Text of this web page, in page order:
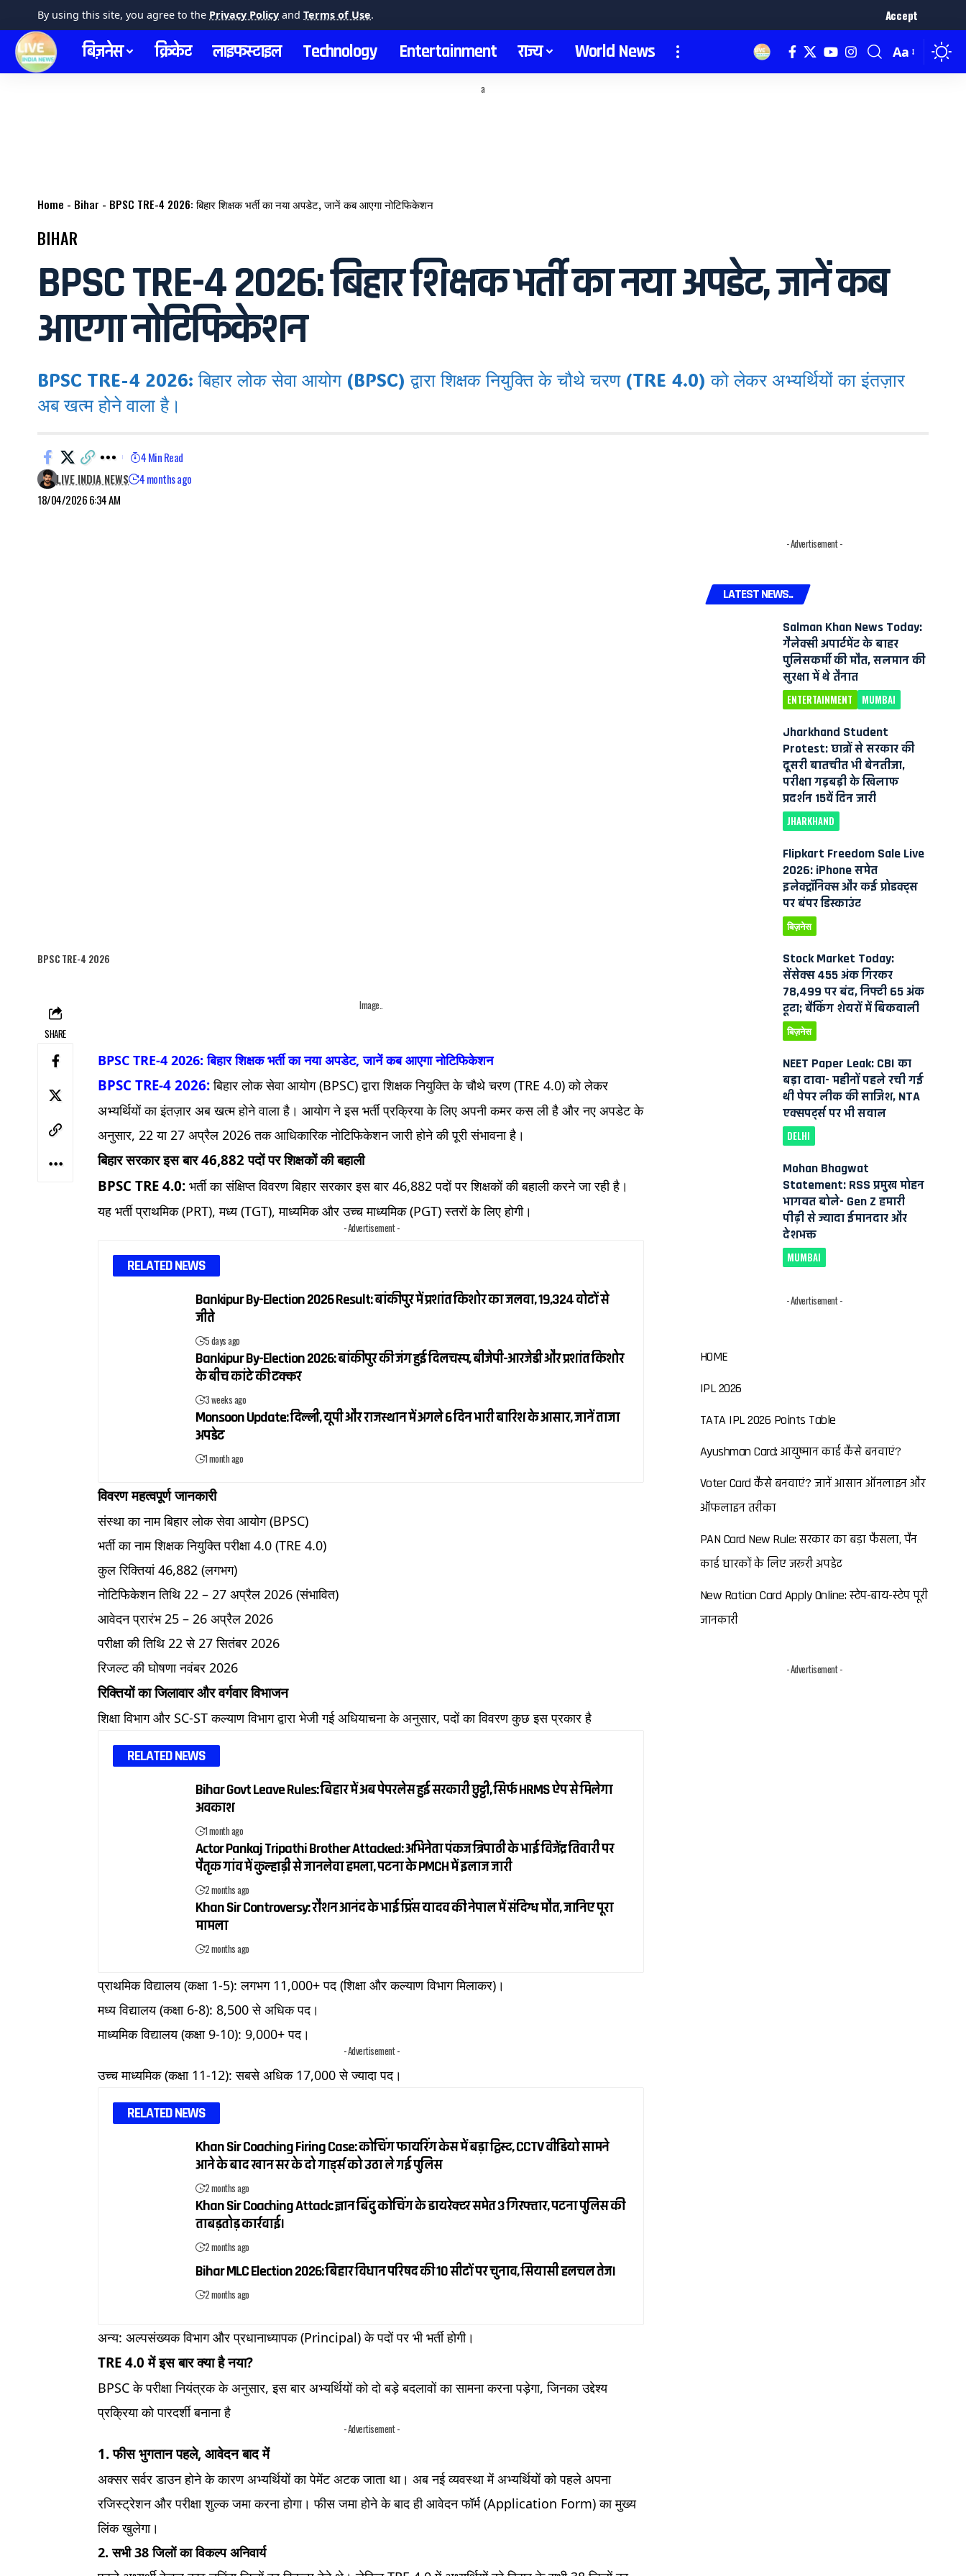
By using this site, you agree to the Privacy Policy and Terms of Use. Accept
बिज़नेस क्रिकेट लाइफस्टाइल Technology Entertainment राज्य World News Aa
a
Home - Bihar - BPSC TRE-4 2026: बिहार शिक्षक भर्ती का नया अपडेट, जानें कब आएगा नोटिफिकेशन
BIHAR
BPSC TRE-4 2026: बिहार शिक्षक भर्ती का नया अपडेट, जानें कब
आएगा नोटिफिकेशन
BPSC TRE-4 2026: बिहार लोक सेवा आयोग (BPSC) द्वारा शिक्षक नियुक्ति के चौथे चरण (TRE 4.0) को लेकर अभ्यर्थियों का इंतज़ार
अब खत्म होने वाला है।
18/04/2026 6:34 AM
LIVE INDIA NEWS 4 months ago
4 Min Read
BPSC TRE-4 2026
SHARE
Image..
BPSC TRE-4 2026: बिहार शिक्षक भर्ती का नया अपडेट, जानें कब आएगा नोटिफिकेशन
BPSC TRE-4 2026:बिहार लोक सेवा आयोग (BPSC) द्वारा शिक्षक नियुक्ति के चौथे चरण (TRE 4.0) को लेकर
अभ्यर्थियों का इंतज़ार अब खत्म होने वाला है। आयोग ने इस भर्ती प्रक्रिया के लिए अपनी कमर कस ली है और नए अपडेट के
अनुसार, 22 या 27 अप्रैल 2026 तक आधिकारिक नोटिफिकेशन जारी होने की पूरी संभावना है।
बिहार सरकार इस बार 46,882 पदों पर शिक्षकों की बहाली
BPSC TRE 4.0: भर्ती का संक्षिप्त विवरण बिहार सरकार इस बार 46,882 पदों पर शिक्षकों की बहाली करने जा रही है।
यह भर्ती प्राथमिक (PRT), मध्य (TGT), माध्यमिक और उच्च माध्यमिक (PGT) स्तरों के लिए होगी।
- Advertisement -
RELATED NEWS
Bankipur By-Election 2026 Result: बांकीपुर में प्रशांत किशोर का जलवा, 19,324 वोटों से
जीते
5 days ago
Bankipur By-Election 2026: बांकीपुर की जंग हुई दिलचस्प, बीजेपी-आरजेडी और प्रशांत किशोर
के बीच कांटे की टक्कर
3 weeks ago
Monsoon Update: दिल्ली, यूपी और राजस्थान में अगले 6 दिन भारी बारिश के आसार, जानें ताजा
अपडेट
1 month ago
विवरण महत्वपूर्ण जानकारी
संस्था का नाम बिहार लोक सेवा आयोग (BPSC)
भर्ती का नाम शिक्षक नियुक्ति परीक्षा 4.0 (TRE 4.0)
कुल रिक्तियां 46,882 (लगभग)
नोटिफिकेशन तिथि 22 – 27 अप्रैल 2026 (संभावित)
आवेदन प्रारंभ 25 – 26 अप्रैल 2026
परीक्षा की तिथि 22 से 27 सितंबर 2026
रिजल्ट की घोषणा नवंबर 2026
रिक्तियों का जिलावार और वर्गवार विभाजन
शिक्षा विभाग और SC-ST कल्याण विभाग द्वारा भेजी गई अधियाचना के अनुसार, पदों का विवरण कुछ इस प्रकार है
RELATED NEWS
Bihar Govt Leave Rules: बिहार में अब पेपरलेस हुई सरकारी छुट्टी, सिर्फ HRMS ऐप से मिलेगा
अवकाश
1 month ago
Actor Pankaj Tripathi Brother Attacked: अभिनेता पंकज त्रिपाठी के भाई विजेंद्र तिवारी पर
पैतृक गांव में कुल्हाड़ी से जानलेवा हमला, पटना के PMCH में इलाज जारी
2 months ago
Khan Sir Controversy: रौशन आनंद के भाई प्रिंस यादव की नेपाल में संदिग्ध मौत, जानिए पूरा
मामला
2 months ago
प्राथमिक विद्यालय (कक्षा 1-5): लगभग 11,000+ पद (शिक्षा और कल्याण विभाग मिलाकर)।
मध्य विद्यालय (कक्षा 6-8): 8,500 से अधिक पद।
माध्यमिक विद्यालय (कक्षा 9-10): 9,000+ पद।
- Advertisement -
उच्च माध्यमिक (कक्षा 11-12): सबसे अधिक 17,000 से ज्यादा पद।
RELATED NEWS
Khan Sir Coaching Firing Case: कोचिंग फायरिंग केस में बड़ा ट्विस्ट, CCTV वीडियो सामने
आने के बाद खान सर के दो गार्ड्स को उठा ले गई पुलिस
2 months ago
Khan Sir Coaching Attack: ज्ञान बिंदु कोचिंग के डायरेक्टर समेत 3 गिरफ्तार, पटना पुलिस की
ताबड़तोड़ कार्रवाई।
2 months ago
Bihar MLC Election 2026: बिहार विधान परिषद की 10 सीटों पर चुनाव, सियासी हलचल तेज।
2 months ago
अन्य: अल्पसंख्यक विभाग और प्रधानाध्यापक (Principal) के पदों पर भी भर्ती होगी।
TRE 4.0 में इस बार क्या है नया?
BPSC के परीक्षा नियंत्रक के अनुसार, इस बार अभ्यर्थियों को दो बड़े बदलावों का सामना करना पड़ेगा, जिनका उद्देश्य
प्रक्रिया को पारदर्शी बनाना है
- Advertisement -
1. फीस भुगतान पहले, आवेदन बाद में
अक्सर सर्वर डाउन होने के कारण अभ्यर्थियों का पेमेंट अटक जाता था। अब नई व्यवस्था में अभ्यर्थियों को पहले अपना
रजिस्ट्रेशन और परीक्षा शुल्क जमा करना होगा। फीस जमा होने के बाद ही आवेदन फॉर्म (Application Form) का मुख्य
लिंक खुलेगा।
2. सभी 38 जिलों का विकल्प अनिवार्य
- Advertisement -
LATEST NEWS..
Salman Khan News Today:
गैलेक्सी अपार्टमेंट के बाहर
पुलिसकर्मी की मौत, सलमान की
सुरक्षा में थे तैनात
ENTERTAINMENT MUMBAI
Jharkhand Student
Protest: छात्रों से सरकार की
दूसरी बातचीत भी बेनतीजा,
परीक्षा गड़बड़ी के खिलाफ
प्रदर्शन 15वें दिन जारी
JHARKHAND
Flipkart Freedom Sale Live
2026: iPhone समेत
इलेक्ट्रॉनिक्स और कई प्रोडक्ट्स
पर बंपर डिस्काउंट
बिज़नेस
Stock Market Today:
सेंसेक्स 455 अंक गिरकर
78,499 पर बंद, निफ्टी 65 अंक
टूटा; बैंकिंग शेयरों में बिकवाली
बिज़नेस
NEET Paper Leak: CBI का
बड़ा दावा- महीनों पहले रची गई
थी पेपर लीक की साजिश, NTA
एक्सपर्ट्स पर भी सवाल
DELHI
Mohan Bhagwat
Statement: RSS प्रमुख मोहन
भागवत बोले- Gen Z हमारी
पीढ़ी से ज्यादा ईमानदार और
देशभक्त
MUMBAI
- Advertisement -
HOME
IPL 2026
TATA IPL 2026 Points Table
Ayushman Card: आयुष्मान कार्ड कैसे बनवाएं?
Voter Card कैसे बनवाएं? जानें आसान ऑनलाइन और
ऑफलाइन तरीका
PAN Card New Rule: सरकार का बड़ा फैसला, पैन
कार्ड धारकों के लिए जरूरी अपडेट
New Ration Card Apply Online: स्टेप-बाय-स्टेप पूरी
जानकारी
- Advertisement -